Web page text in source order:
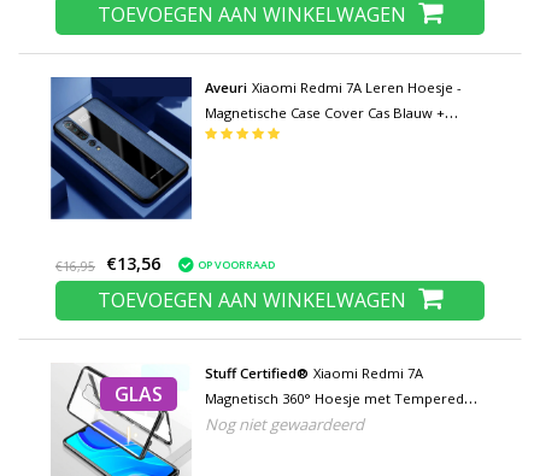
TOEVOEGEN AAN WINKELWAGEN
Aveuri Xiaomi Redmi 7A Leren Hoesje -
Magnetische Case Cover Cas Blauw +
Kickstand
€16,95 €13,56 OP VOORRAAD
TOEVOEGEN AAN WINKELWAGEN
GLAS
Stuff Certified® Xiaomi Redmi 7A
Magnetisch 360° Hoesje met Tempered
Glass - Full Body Cover Hoesje +
Nog niet gewaardeerd